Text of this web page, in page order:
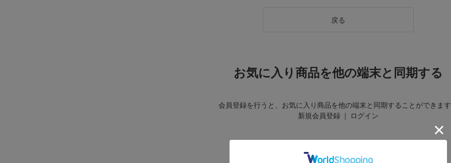
戻る
お気に入り商品を他の端末と同期する
会員登録を行うと、お気に入り商品を他の端末と同期することができます
新規会員登録 ｜ ログイン